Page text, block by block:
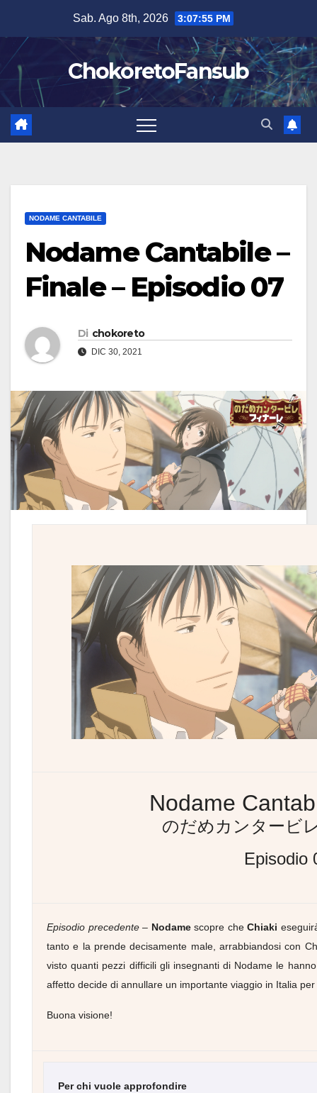
contenuto
Sab. Ago 8th, 2026 3:07:56 PM
ChokoretoFansub
NODAME CANTABILE
Nodame Cantabile –
Finale – Episodio 07
Di chokoreto
DIC 30, 2021
Nodame
のだめカンタービ
Episodio
Episodio precedente– Nodamescopre cheChiaki
tanto e la prende decisamente male, arrabbiandosi con
visto quanti pezzi difficili gli insegnanti di Nodame le
affetto decide di annullare un importante viaggio in Italia
Buona visione!
Per chi vuole approfondire